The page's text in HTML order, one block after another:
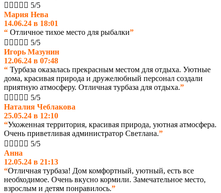
     5/5
Мария Нева
14.06.24 в 18:01
“ Отличное тихое место для рыбалки”
     5/5
Игорь Мазунин
12.06.24 в 07:48
“ Турбаза оказалась прекрасным местом для отдыха. Уютные
дома, красивая природа и дружелюбный персонал создали
приятную атмосферу. Отличная турбаза для отдыха.”
     5/5
Наталия Чеблакова
25.05.24 в 12:10
“Ухоженная территория, красивая природа, уютная атмосфера.
Очень приветливая администратор Светлана.”
     5/5
Анна
12.05.24 в 21:13
“Отличная турбаза! Дом комфортный, уютный, есть все
необходимое. Очень вкусно кормили. Замечательное место,
взрослым и детям понравилось.”